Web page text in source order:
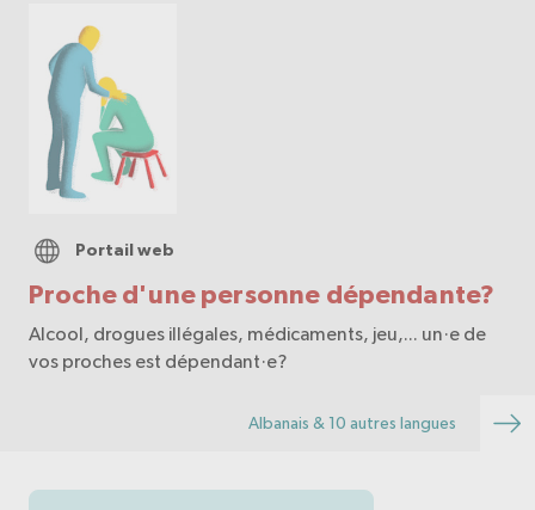
Proche d'une personne dépendante?
Portail web
Alcool, drogues illégales, médicaments, jeu,... un·e de
vos proches est dépendant·e?
Albanais & 10 autres langues